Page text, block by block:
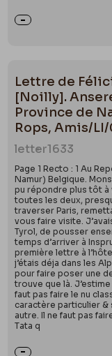
Lettre de
[Noilly].
Province de
Rops, Amis/
letter1633
Page 1 Recto : 1 Au
Namur) Belgique.
pu répondre plus tôt à
toutes les deux,
traverser Paris,
vous faire visite.
Tyrol, de pousser
temps d’arriver à
première lettre à
j’étais déja dans les
pour faire poser une
trouve que là.
faut pas faire le nu
caractère particulier &
autre. Il ne faut pas
Tata q